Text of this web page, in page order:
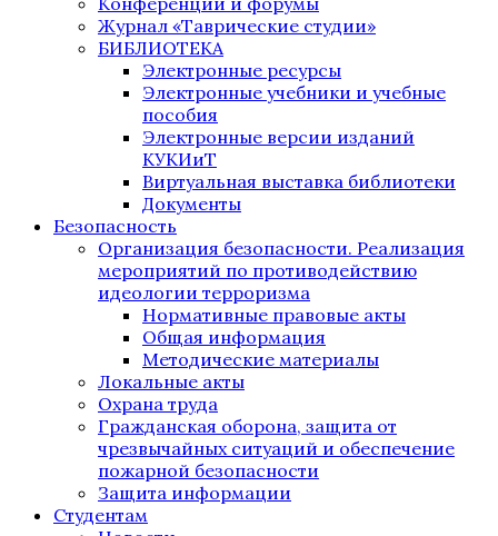
Журнал «Таврические студии»
БИБЛИОТЕКА
Электронные ресурсы
Электронные учебники и учебные
пособия
Электронные версии изданий
КУКИиТ
Виртуальная выставка библиотеки
Документы
Безопасность
Организация безопасности. Реализация
мероприятий по противодействию
идеологии терроризма
Нормативные правовые акты
Общая информация
Методические материалы
Локальные акты
Охрана труда
Гражданская оборона, защита от
чрезвычайных ситуаций и обеспечение
пожарной безопасности
Защита информации
Студентам